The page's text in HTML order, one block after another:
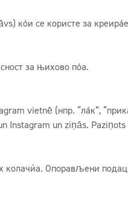
који се користе за
за њихово поња.
vietnē (нпр. “лајк”,
un ziņās. Paziņots
Опорављени